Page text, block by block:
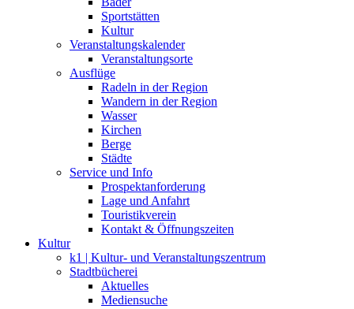
Sportstätten
Kultur
Veranstaltungskalender
Veranstaltungsorte
Ausflüge
Radeln in der Region
Wandern in der Region
Wasser
Kirchen
Berge
Städte
Service und Info
Prospektanforderung
Lage und Anfahrt
Touristikverein
Kontakt & Öffnungszeiten
Kultur
k1 | Kultur- und Veranstaltungszentrum
Stadtbücherei
Aktuelles
Mediensuche